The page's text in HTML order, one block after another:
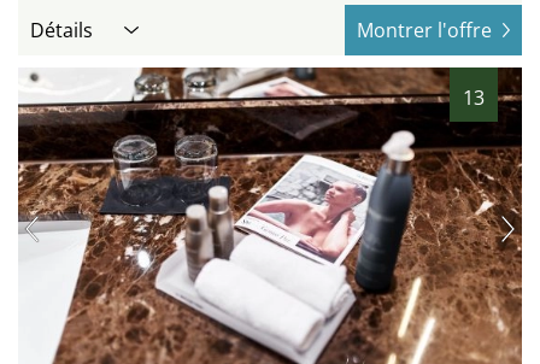
Détails Montrer l'offre
13